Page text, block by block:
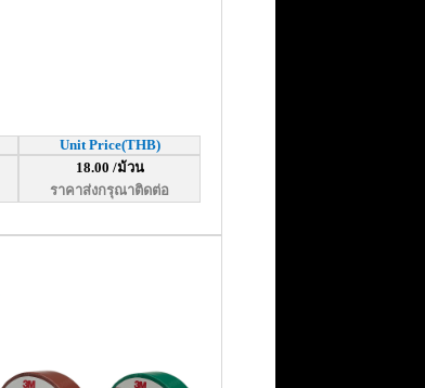
Unit Price(THB)
18.00 /ม้วน
ราคาส่งกรุณาติดต่อ